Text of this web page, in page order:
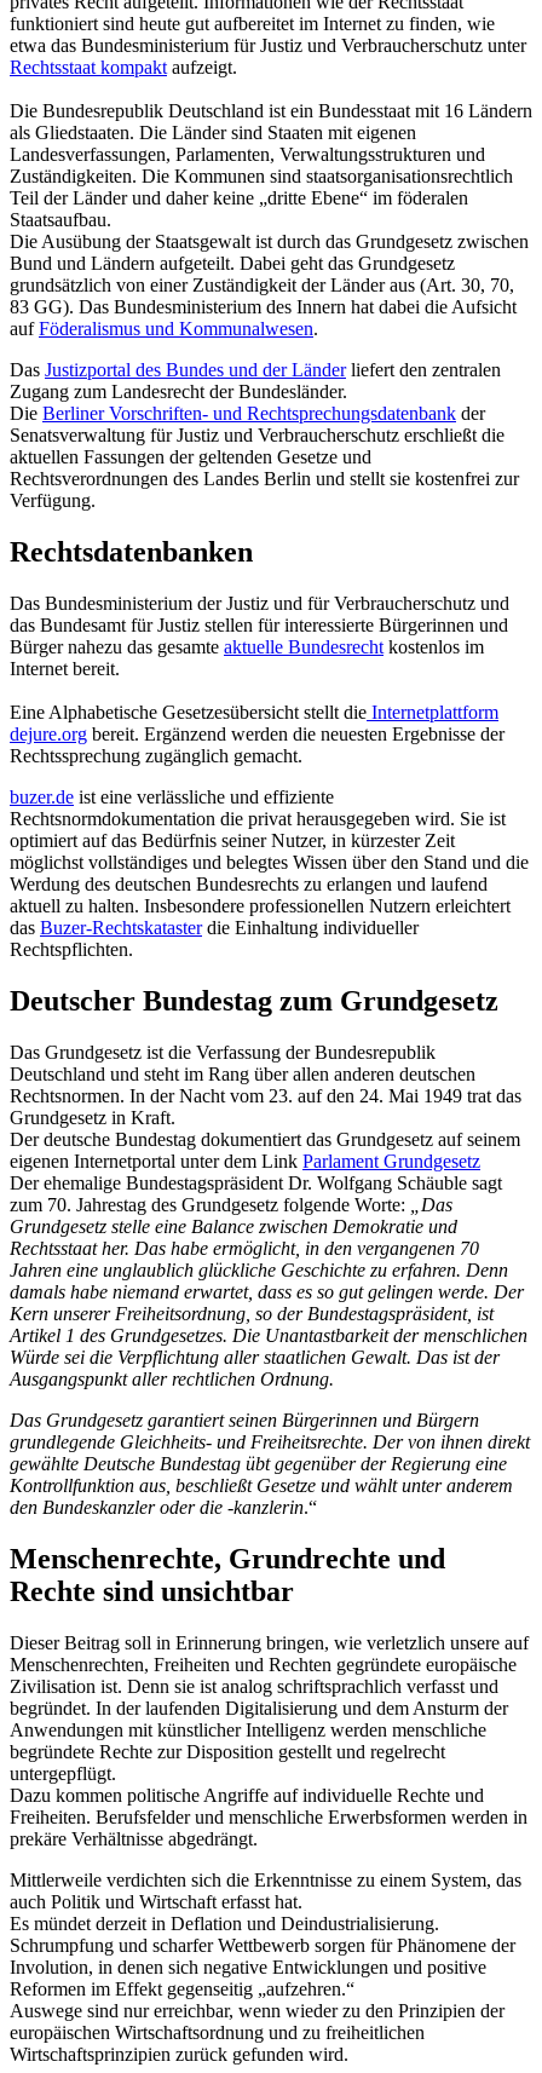
funktioniert sind heute gut aufbereitet im Internet zu finden, wie
etwa das Bundesministerium für Justiz und Verbraucherschutz unter
Rechtsstaat kompakt aufzeigt.
Die Bundesrepublik Deutschland ist ein Bundesstaat mit 16 Ländern
als Gliedstaaten. Die Länder sind Staaten mit eigenen
Landesverfassungen, Parlamenten, Verwaltungsstrukturen und
Zuständigkeiten. Die Kommunen sind staatsorganisationsrechtlich
Teil der Länder und daher keine „dritte Ebene“ im föderalen
Staatsaufbau.
Die Ausübung der Staatsgewalt ist durch das Grundgesetz zwischen
Bund und Ländern aufgeteilt. Dabei geht das Grundgesetz
grundsätzlich von einer Zuständigkeit der Länder aus (Art. 30, 70,
83 GG). Das Bundesministerium des Innern hat dabei die Aufsicht
aufFöderalismus und Kommunalwesen.
Das Justizportal des Bundes und der Länderliefert den zentralen
Zugang zum Landesrecht der Bundesländer.
Die Berliner Vorschriften- und Rechtsprechungsdatenbank der
Senatsverwaltung für Justiz und Verbraucherschutz erschließt die
aktuellen Fassungen der geltenden Gesetze und
Rechtsverordnungen des Landes Berlin und stellt sie kostenfrei zur
Verfügung.
Rechtsdatenbanken
Das Bundesministerium der Justiz und für Verbraucherschutz und
das Bundesamt für Justiz stellen für interessierte Bürgerinnen und
Bürger nahezu das gesamte aktuelle Bundesrecht kostenlos im
Internet bereit.
Eine Alphabetische Gesetzesübersicht stellt die Internetplattform
dejure.org bereit. Ergänzend werden die neuesten Ergebnisse der
Rechtssprechung zugänglich gemacht.
buzer.de ist eine verlässliche und effiziente
Rechtsnormdokumentation die privat herausgegeben wird. Sie ist
optimiert auf das Bedürfnis seiner Nutzer, in kürzester Zeit
möglichst vollständiges und belegtes Wissen über den Stand und die
Werdung des deutschen Bundesrechts zu erlangen und laufend
aktuell zu halten. Insbesondere professionellen Nutzern erleichtert
das Buzer-Rechtskatasterdie Einhaltung individueller
Rechtspflichten.
Deutscher Bundestag zum Grundgesetz
Das Grundgesetz ist die Verfassung der Bundesrepublik
Deutschland und steht im Rang über allen anderen deutschen
Rechtsnormen. In der Nacht vom 23. auf den 24. Mai 1949 trat das
Grundgesetz in Kraft.
Der deutsche Bundestag dokumentiert das Grundgesetz auf seinem
eigenen Internetportal unter dem Link Parlament Grundgesetz
Der ehemalige Bundestagspräsident Dr. Wolfgang Schäuble sagt
zum 70. Jahrestag des Grundgesetz folgende Worte:
„Das
Grundgesetz stelle eine Balance zwischen Demokratie und
Rechtsstaat her. Das habe ermöglicht, in den vergangenen 70
Jahren eine unglaublich glückliche Geschichte zu erfahren. Denn
damals habe niemand erwartet, dass es so gut gelingen werde. Der
Kern unserer Freiheitsordnung, so der Bundestagspräsident, ist
Artikel 1 des Grundgesetzes. Die Unantastbarkeit der menschlichen
Würde sei die Verpflichtung aller staatlichen Gewalt. Das ist der
Ausgangspunkt aller rechtlichen Ordnung.
Das Grundgesetz garantiert seinen Bürgerinnen und Bürgern
grundlegende Gleichheits- und Freiheitsrechte. Der von ihnen direkt
gewählte Deutsche Bundestag übt gegenüber der Regierung eine
Kontrollfunktion aus, beschließt Gesetze und wählt unter anderem
den Bundeskanzler oder die -kanzlerin.“
Menschenrechte, Grundrechte und
Rechte sind unsichtbar
Dieser Beitrag soll in Erinnerung bringen, wie verletzlich unsere auf
Menschenrechten, Freiheiten und Rechten gegründete europäische
Zivilisation ist. Denn sie ist analog schriftsprachlich verfasst und
begründet. In der laufenden Digitalisierung und dem Ansturm der
Anwendungen mit künstlicher Intelligenz werden menschliche
begründete Rechte zur Disposition gestellt und regelrecht
untergepflügt.
Dazu kommen politische Angriffe auf individuelle Rechte und
Freiheiten. Berufsfelder und menschliche Erwerbsformen werden in
prekäre Verhältnisse abgedrängt.
Mittlerweile verdichten sich die Erkenntnisse zu einem System, das
auch Politik und Wirtschaft erfasst hat.
Es mündet derzeit in Deflation und Deindustrialisierung.
Schrumpfung und scharfer Wettbewerb sorgen für Phänomene der
Involution, in denen sich negative Entwicklungen und positive
Reformen im Effekt gegenseitig „aufzehren.“
Auswege sind nur erreichbar, wenn wieder zu den Prinzipien der
europäischen Wirtschaftsordnung und zu freiheitlichen
Wirtschaftsprinzipien zurück gefunden wird.